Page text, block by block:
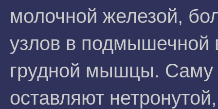
молочной железой,
узлов в подмышечной
грудной мышцы.
оставляют